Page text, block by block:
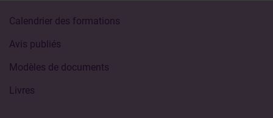
Calendrier des formations
Avis publiés
Modèles de documents
Livres